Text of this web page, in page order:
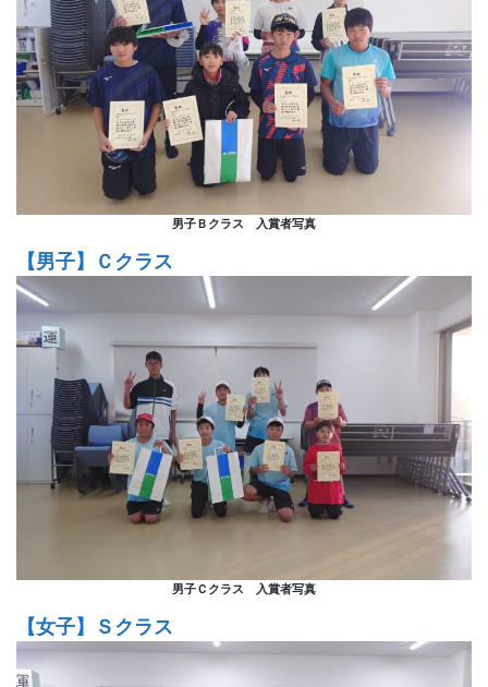
男子Ｂクラス 入賞者写真
【男子】Ｃクラス
男子Ｃクラス 入賞者写真
【女子】Ｓクラス